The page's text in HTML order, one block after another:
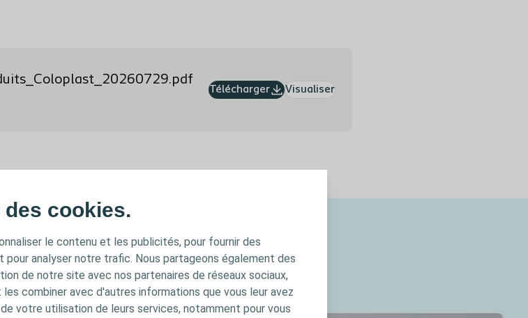
cookies.
le contenu et les publicités, pour fournir des
analyser notre trafic. Nous partageons également des
de notre site avec nos partenaires de réseaux sociaux,
combiner avec d'autres informations que vous leur avez
votre utilisation de leurs services, notamment pour vous
Télécharger Visualiser
? Besoin d'aide ?
dédiés en fonction de votre profil :